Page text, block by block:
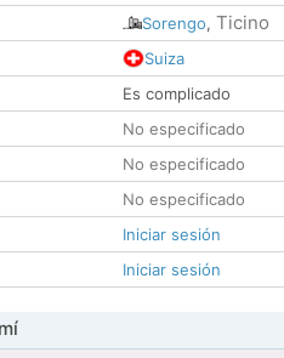
Sorengo, Ticino
Suiza
Es complicado
No especificado
No especificado
No especificado
Iniciar sesión
Iniciar sesión